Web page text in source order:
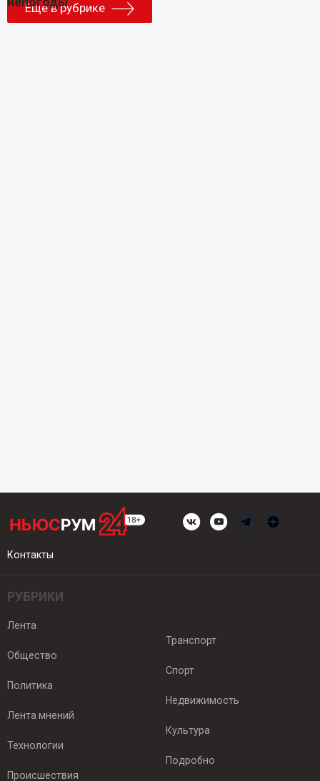
Еще в рубрике
Контакты
РУБРИКИ
Лента
Общество
Политика
Лента мнений
Технологии
Происшествия
Транспорт
Спорт
Недвижимость
Культура
Подробно